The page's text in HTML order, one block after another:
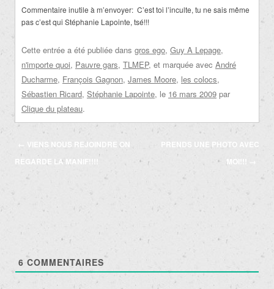
Commentaire inutile à m’envoyer: C’est toi l’inculte, tu ne sais même
pas c’est qui Stéphanie Lapointe, tsé!!!
Cette entrée a été publiée dans gros ego, Guy A Lepage,
n'importe quoi, Pauvre gars, TLMEP, et marquée avec André
Ducharme, François Gagnon, James Moore, les colocs,
Sébastien Ricard, Stéphanie Lapointe, le 16 mars 2009 par
Clique du plateau.
Navigation
des
articles
← VIENS NOUS REJOINDRE ON
REGARDE LA MANIF!!!!
PRENDS UNE PHOTO AVEC
MOI!!!
→
6 COMMENTAIRES